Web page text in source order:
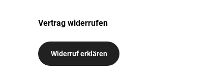
Vertrag widerrufen
Widerruf erklären